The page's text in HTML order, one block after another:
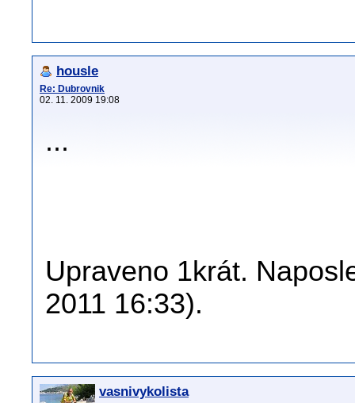
housle
Re: Dubrovnik
02. 11. 2009 19:08
...
Upraveno 1krát.
2011 16:33).
vasnivykolista